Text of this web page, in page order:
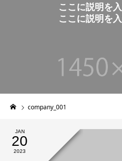
ここに説明を入
ここに説明を入
company_001
JAN
20
2023